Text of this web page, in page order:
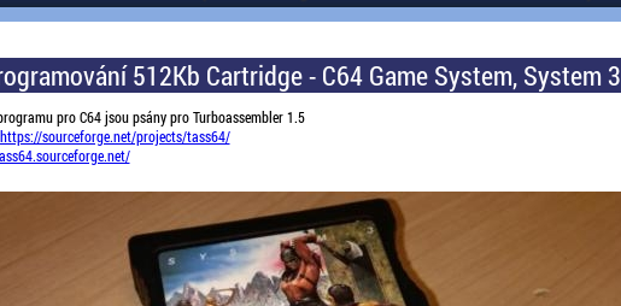
512Kb Cartridge - C64 Game System, System 3
pro C64 jsou psány pro Turboassembler 1.5
https://sourceforge.net/projects/tass64/